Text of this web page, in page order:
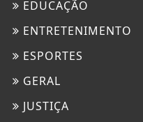
EDUCAÇÃO
ENTRETENIMENTO
ESPORTES
GERAL
JUSTIÇA